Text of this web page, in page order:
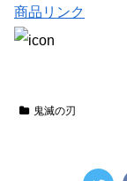
商品リンク
鬼滅の刃